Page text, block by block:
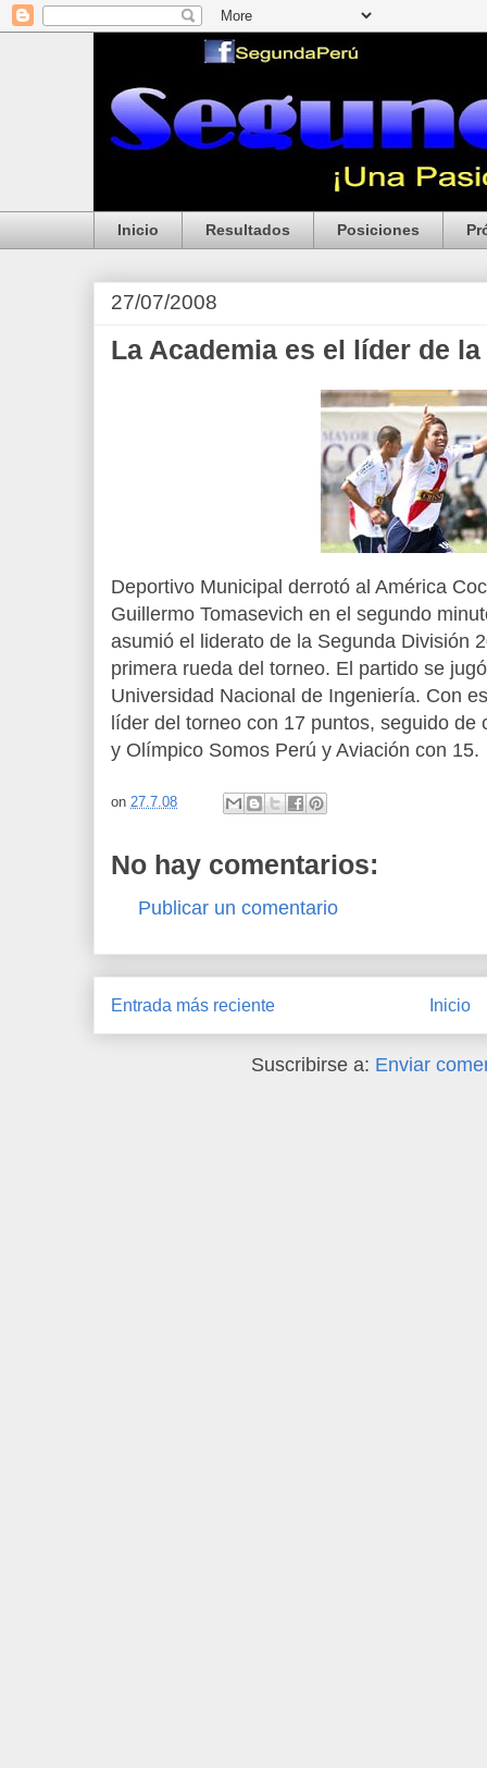
Inicio Resultados Posiciones
27/07/2008
La Academia es el líder de
Deportivo Municipal derrotó al América
Guillermo Tomasevich en el segundo
asumió el liderato de la Segunda División
primera rueda del torneo. El partido se
Universidad Nacional de Ingeniería. Con
líder del torneo con 17 puntos, seguido de
y Olímpico Somos Perú y Aviación con 15.
on 27.7.08
No hay comentarios:
Publicar un comentario
Entrada más reciente Inicio
Suscribirse a: Enviar